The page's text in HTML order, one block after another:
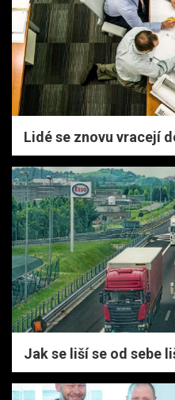
Lidé se znovu vracejí
Jak se liší se od sebe